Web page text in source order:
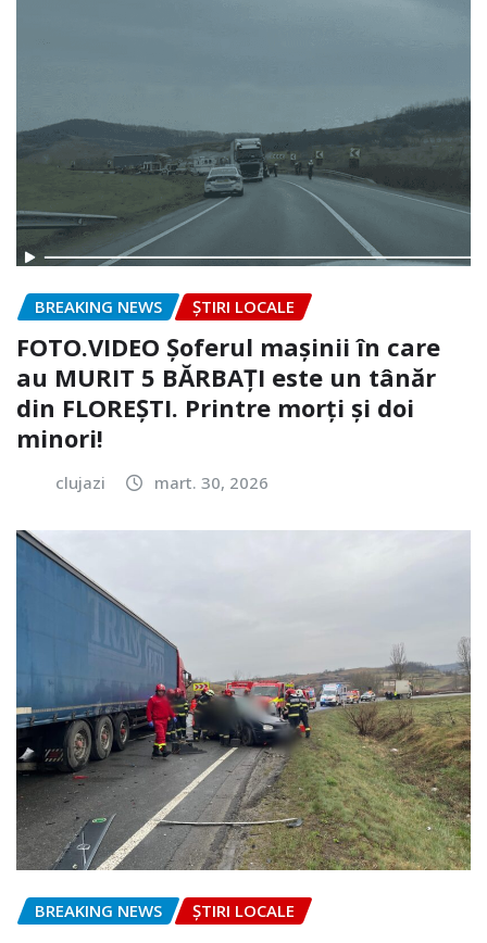
BREAKING NEWS ȘTIRI LOCALE
FOTO.VIDEO Șoferul mașinii în care
au MURIT 5 BĂRBAȚI este un tânăr
din FLOREȘTI. Printre morți și doi
minori!
clujazi mart. 30, 2026
BREAKING NEWS ȘTIRI LOCALE